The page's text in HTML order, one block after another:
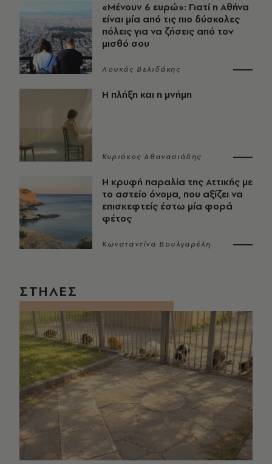
«Μένουν 6 ευρώ»: Γιατί η Αθήνα
είναι μία από τις πιο δύσκολες
πόλεις για να ζήσεις από τον
μισθό σου
Λουκάς Βελιδάκης
Η πλήξη και η μνήμη
Κυριάκος Αθανασιάδης
Η κρυφή παραλία της Αττικής με
το αστείο όνομα, που αξίζει να
επισκεφτείς έστω μία φορά
φέτος
Κωνσταντίνα Βουλγαρέλη
ΣΤΗΛΕΣ